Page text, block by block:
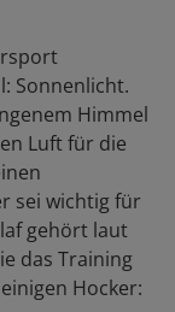
Sonnenlicht.
Himmel
Luft für die
sei wichtig für
gehört laut
das Training
Hocker: